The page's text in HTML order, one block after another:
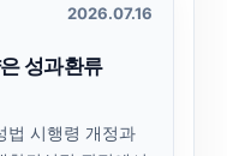
2026.07.16
성과환류
법 시행령 개정과